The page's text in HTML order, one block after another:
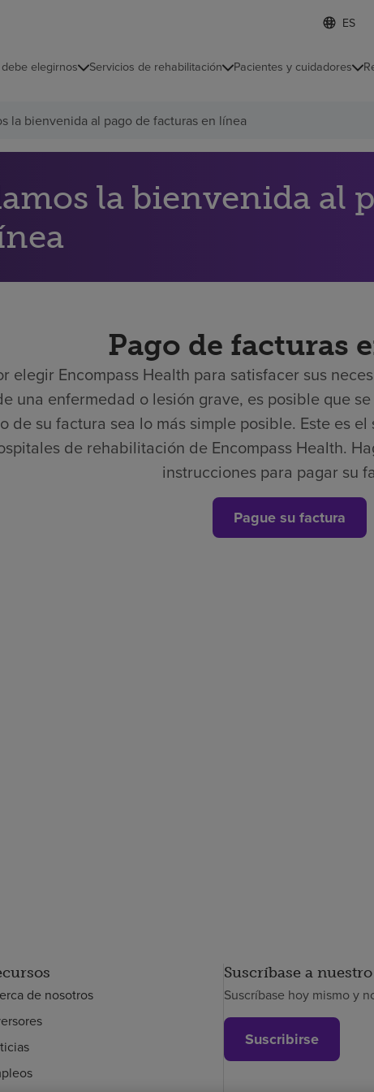
Lista
de
contraída
d
o
m
e
i
elegirnos Servicios de rehabilitación Pacientes y cuidadores
la bienvenida al pago de facturas en línea
la bienvenida al
Pago de facturas
elegir Encompass Health para satisfacer sus
una enfermedad o lesión grave, es posible que
de su factura sea lo más simple posible. Este es
de rehabilitación de Encompass Health.
instrucciones para pagar su
Pague su factura
de nosotros
Suscríbase a
Suscríbase hoy mismo y
Suscribirse